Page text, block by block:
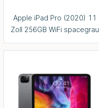
Apple iPad Pro (2020) 11
Zoll 256GB WiFi spacegrau